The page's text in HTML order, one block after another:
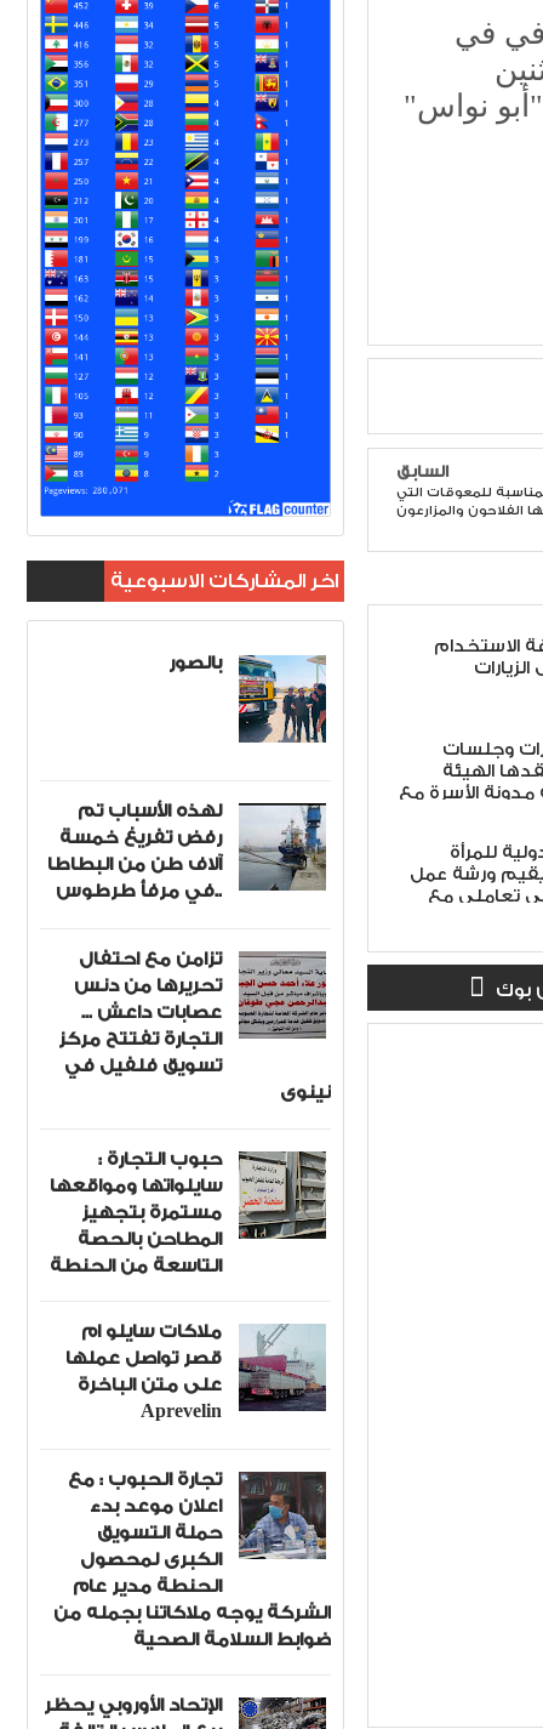
في
نواس"
السابق
للمعوقات التي
الفلاحون والمزارعون
الاستخدام
وجلسات
الهيئة
مدونة الأسرة مع
للمرأة
يقيم ورشة عمل
تعاملي مع
بوك
اخر المشاركات الاسبوعية
بالصور
لهذه الأسباب تم
رفض تفريغ خمسة
آلاف طن من البطاطا
في مرفأ طرطوس..
تزامن مع احتفال
تحريرها من دنس
عصابات داعش ...
التجارة تفتتح مركز
تسويق فلفيل في
نينوى
حبوب التجارة :
سايلواتها ومواقعها
مستمرة بتجهيز
المطاحن بالحصة
التاسعة من الحنطة
ملاكات سايلو ام
قصر تواصل عملها
على متن الباخرة
Aprevelin
تجارة الحبوب : مع
اعلان موعد بدء
حملة التسويق
الكبرى لمحصول
الحنطة مدير عام
الشركة يوجه ملاكاتنا بجمله من
ضوابط السلامة الصحية
الإتحاد الأوروبي يحظر